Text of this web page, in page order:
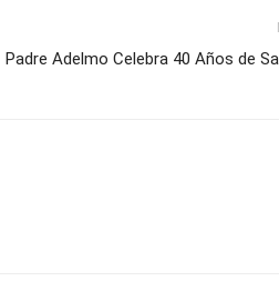
Padre Adelmo Celebra 40 Años de